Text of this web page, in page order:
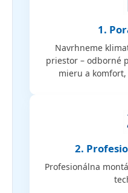
1.
Navrhneme
priestor – odborné
mieru a
2.
Profesionálna